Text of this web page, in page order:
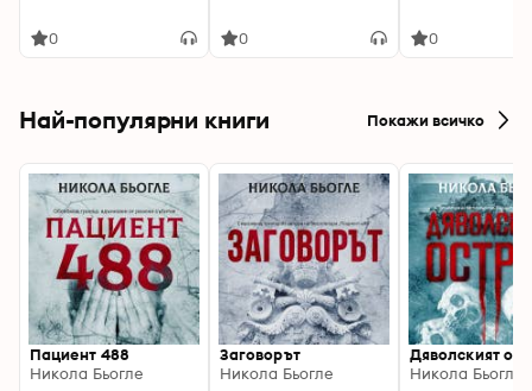
0 0 0
Най-популярни книги Покажи всичко
Пациент 488
Никола Бьогле
Заговорът
Никола Бьогле
Дяволският
Никола Бьогле